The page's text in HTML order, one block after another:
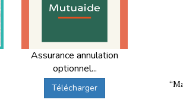
Assurance annulation
optionnel...
Télécharger